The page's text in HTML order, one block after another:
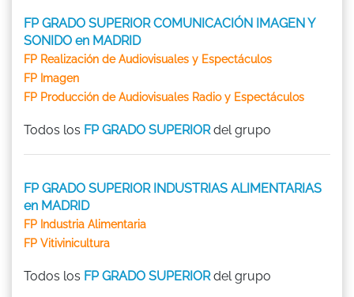
FP GRADO SUPERIOR COMUNICACIÓN IMAGEN Y
SONIDO en MADRID
FP Realización de Audiovisuales y Espectáculos
FP Imagen
FP Producción de Audiovisuales Radio y Espectáculos
Todos los FP GRADO SUPERIORdel grupo
FP GRADO SUPERIOR INDUSTRIAS ALIMENTARIAS
en MADRID
FP Industria Alimentaria
FP Vitivinicultura
Todos los FP GRADO SUPERIORdel grupo